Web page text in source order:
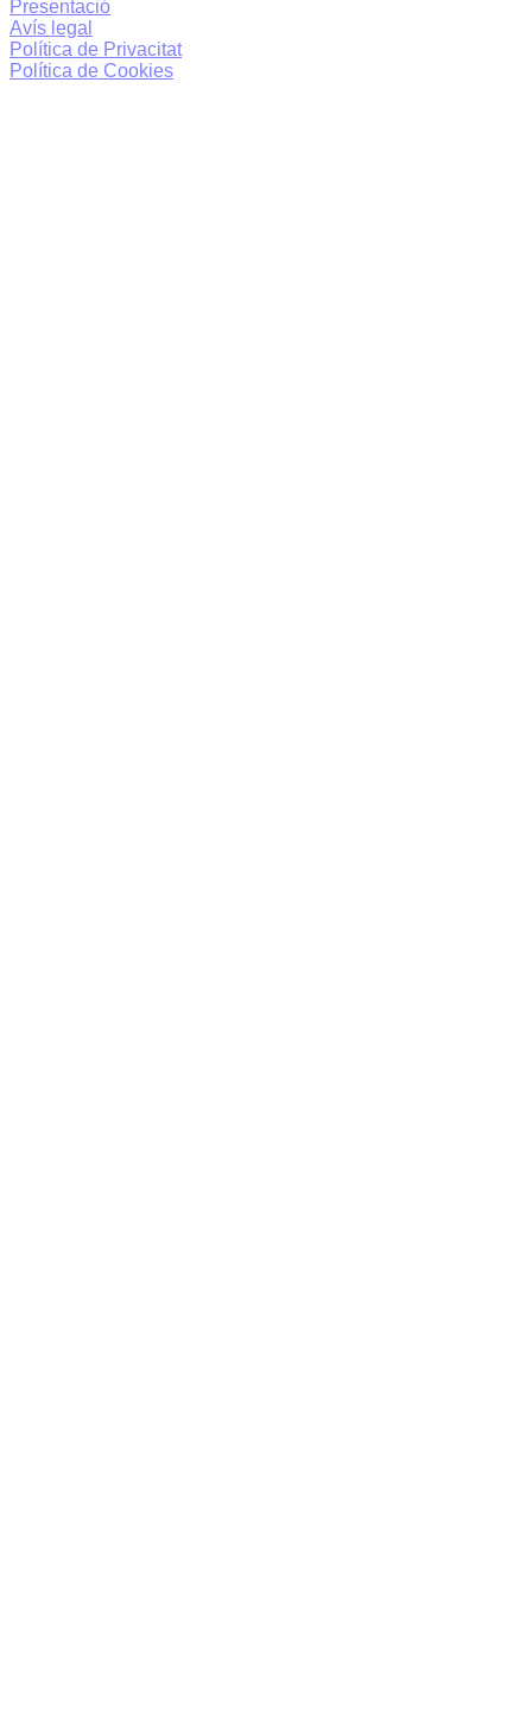
Presentació
Avís legal
Política de Privacitat
Política de Cookies